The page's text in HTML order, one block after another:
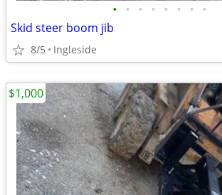
• • • • • • • •
Skid steer boom jib
8/5 Ingleside
$1,000